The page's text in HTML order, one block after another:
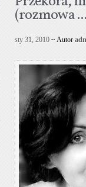
(rozmowa ...
sty 31, 2010 ~ Autor